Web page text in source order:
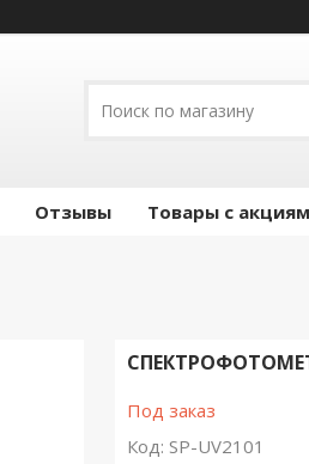
Отзывы Товары с
Под заказ
Код: SP-UV2101